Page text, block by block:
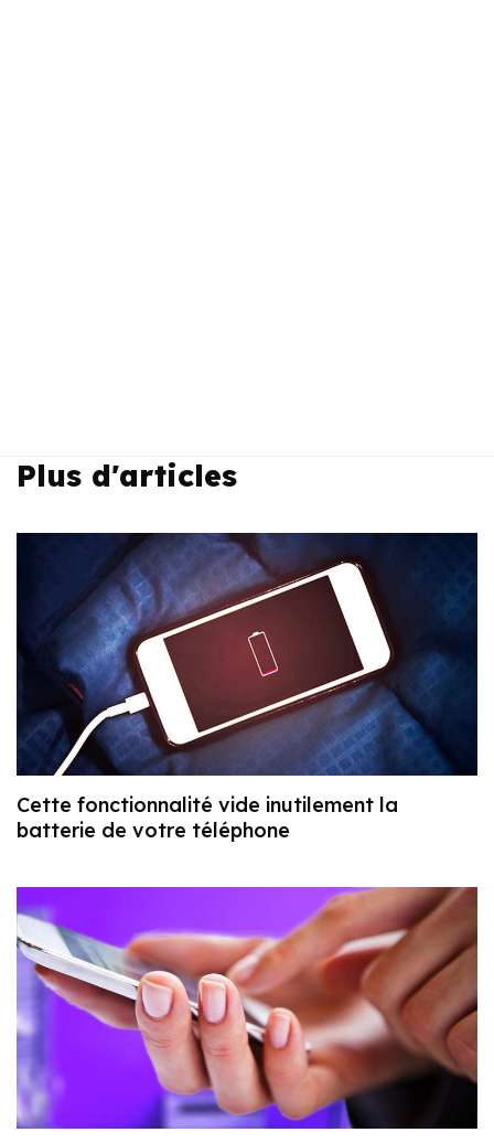
Plus d'articles
Cette fonctionnalité vide inutilement la
batterie de votre téléphone